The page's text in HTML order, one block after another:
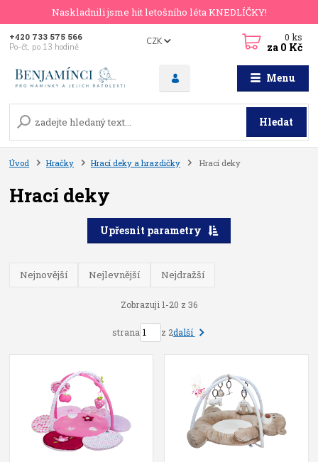
Naskladnili jsme hit letošního léta KNEDLÍČKY!
Menu
CZK
Hledat
+420 733 575 566
Po-čt, po 13 hodině
0ks
za 0 Kč
Úvod Hračky Hrací deky a hrazdičky Hrací deky
Hrací deky
Upřesnit parametry
Nejnovější Nejlevnější Nejdražší
Zobrazuji 1-20 z 36
strana z 2další